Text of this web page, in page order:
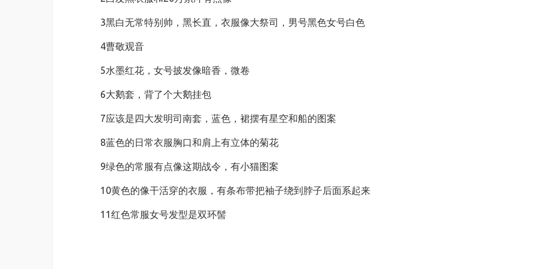
3黑白无常特别帅，黑长直，衣服像大祭司，男号黑色女号白色
4曹敬观音
5水墨红花，女号披发像暗香，微卷
6大鹅套，背了个大鹅挂包
7应该是四大发明司南套，蓝色，裙摆有星空和船的图案
8蓝色的日常衣服胸口和肩上有立体的菊花
9绿色的常服有点像这期战令，有小猫图案
10黄色的像干活穿的衣服，有条布带把袖子绕到脖子后面系起来
11红色常服女号发型是双环髻